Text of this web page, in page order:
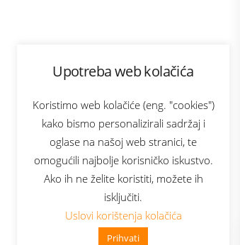
Upotreba web kolačića
Koristimo web kolačiće (eng. "cookies")
kako bismo personalizirali sadržaj i
oglase na našoj web stranici, te
omogućili najbolje korisničko iskustvo.
Ako ih ne želite koristiti, možete ih
isključiti.
Uslovi korištenja kolačića
Prihvati
👋 Zdravo, kako mogu pomoći?
Bonus plus
Prijava za newsletter